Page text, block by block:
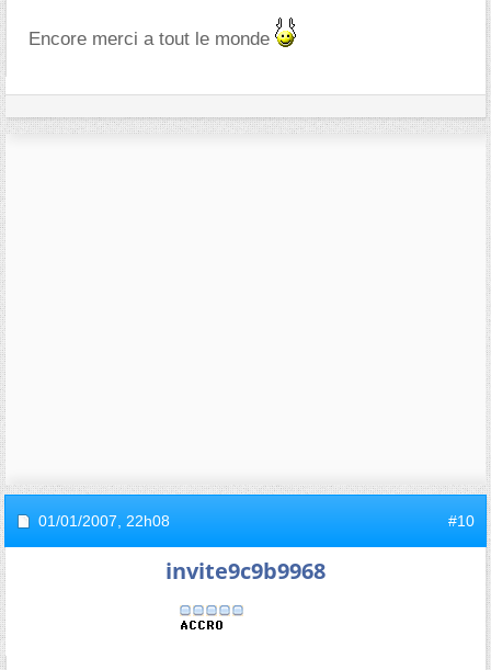
Encore merci a tout le monde
01/01/2007, 22h08 #10
invite9c9b9968